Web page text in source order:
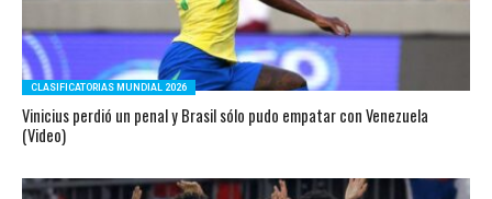
CLASIFICATORIAS MUNDIAL 2026
Vinicius perdió un penal y Brasil sólo pudo empatar con Venezuela
(Video)